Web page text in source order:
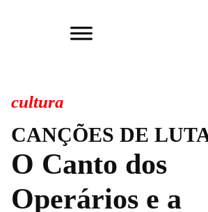
cultura
CANÇÕES DE
O Canto dos
Operários e a